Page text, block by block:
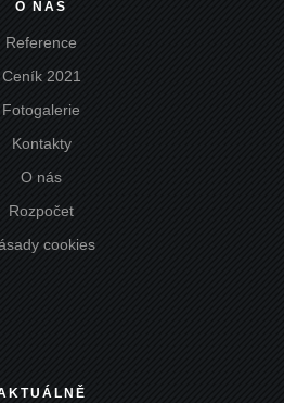
O NÁS
Reference
Ceník 2021
Fotogalerie
Kontakty
O nás
Rozpočet
cookies